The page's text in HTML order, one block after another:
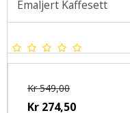
Emaljert Kaffesett
Kr 549,00
Kr 274,50